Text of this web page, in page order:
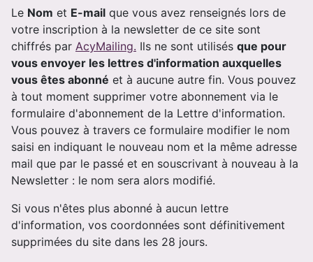
Le Nom et E-mail que vous avez renseignés lors de
votre inscription à la newsletter de ce site sont
chiffrés par AcyMailing. Ils ne sont utilisés que pour
vous envoyer les lettres d'information auxquelles
vous êtes abonné et à aucune autre fin. Vous pouvez
à tout moment supprimer votre abonnement via le
formulaire d'abonnement de la Lettre d'information.
Vous pouvez à travers ce formulaire modifier le nom
saisi en indiquant le nouveau nom et la même adresse
mail que par le passé et en souscrivant à nouveau à la
Newsletter : le nom sera alors modifié.
Si vous n'êtes plus abonné à aucun lettre
d'information, vos coordonnées sont définitivement
supprimées du site dans les 28 jours.